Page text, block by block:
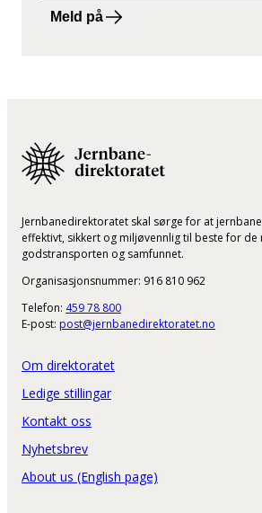
Meld på
Jernbanedirektoratet skal sørge for at
effektivt, sikkert og miljøvennlig til beste for de
godstransporten og samfunnet.
Organisasjonsnummer: 916 810 962
Telefon: 459 78 800
E-post: post@jernbanedirektoratet.no
Om direktoratet
Ledige stillingar
Kontakt oss
Nyhetsbrev
About us (English page)